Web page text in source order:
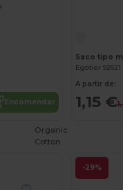
Encomendar
Saco tipo
Egotier 92621
A partir de:
1,15 €
-29%
Organic
Cotton